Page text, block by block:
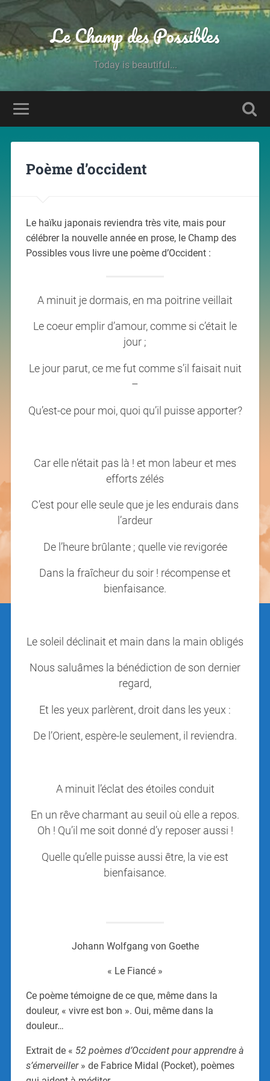
Le Champ des Possibles
Today is beautiful...
Poème d’occident
Le haïku japonais reviendra très vite, mais pour
célébrer la nouvelle année en prose, le Champ des
Possibles vous livre une poème d’Occident :
A minuit je dormais, en ma poitrine veillait
Le coeur emplir d’amour, comme si c’était le
jour ;
Le jour parut, ce me fut comme s’il faisait nuit
–
Qu’est-ce pour moi, quoi qu’il puisse apporter?
Car elle n’était pas là ! et mon labeur et mes
efforts zélés
C’est pour elle seule que je les endurais dans
l’ardeur
De l’heure brûlante ; quelle vie revigorée
Dans la fraîcheur du soir ! récompense et
bienfaisance.
Le soleil déclinait et main dans la main obligés
Nous saluâmes la bénédiction de son dernier
regard,
Et les yeux parlèrent, droit dans les yeux :
De l’Orient, espère-le seulement, il reviendra.
A minuit l’éclat des étoiles conduit
En un rêve charmant au seuil où elle a repos.
Oh ! Qu’il me soit donné d’y reposer aussi !
Quelle qu’elle puisse aussi être, la vie est
bienfaisance.
Johann Wolfgang von Goethe
« Le Fiancé »
Ce poème témoigne de ce que, même dans la
douleur, « vivre est bon ». Oui, même dans la
douleur…
Extrait de « 52 poèmes d’Occident pour apprendre à
s’émerveiller» de Fabrice Midal (Pocket), poèmes